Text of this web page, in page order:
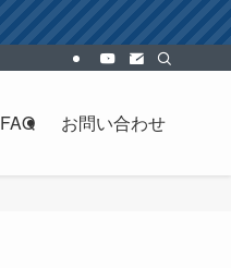
FAQ お問い合わせ